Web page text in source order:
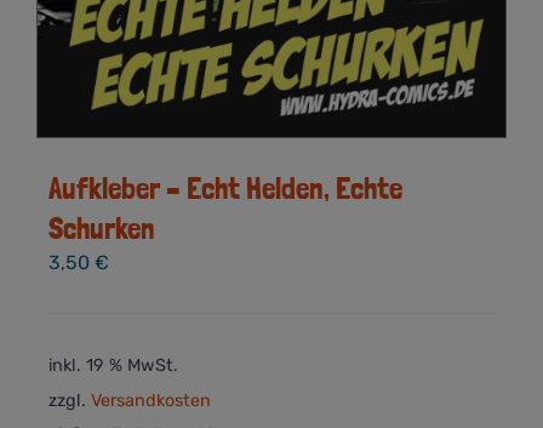
Aufkleber – Echt Helden, Echte
Schurken
3,50 €
inkl. 19 % MwSt.
zzgl. Versandkosten